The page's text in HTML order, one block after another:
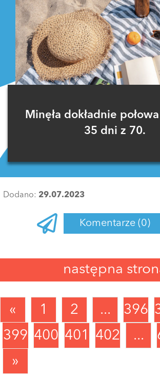
Minęła dokładnie
35 dni z 70.
Dodano: 29.07.2023
Komentarze (0)
następna
« 1 2 ... 396
399 400 401 402 ...
»